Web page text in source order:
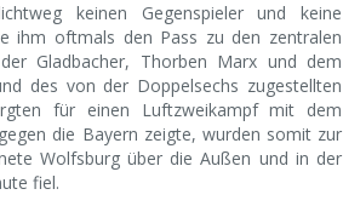
keinen Gegenspieler und keine
ihm oftmals den Pass zu den zentralen
Gladbacher, Thorben Marx und dem
des von der Doppelsechs zugestellten
für einen Luftzweikampf mit dem
die Bayern zeigte, wurden somit zur
Wolfsburg über die Außen und in der
fiel.